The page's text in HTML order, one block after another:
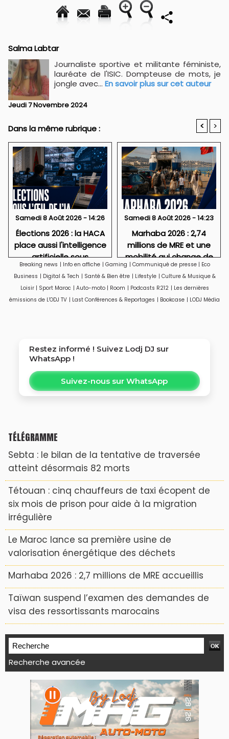
Salma Labtar
Journaliste sportive et militante féministe,
lauréate de l'ISIC. Dompteuse de mots, je
jongle avec... En savoir plus sur cet auteur
Jeudi 7 Novembre 2024
Dans la même rubrique : < >
Samedi 8 Août 2026 - 14:26
Élections 2026 : la HACA
place aussi l'intelligence
artificielle sous
surveillance
Samedi 8 Août 2026 - 14:23
Marhaba 2026 : 2,74
millions de MRE et une
mobilité qui change de
visage
Breaking news | Info en affiche | Gaming | Communiqué de presse | Eco
Business | Digital & Tech | Santé & Bien être | Lifestyle | Culture & Musique &
Loisir | Sport Maroc | Auto-moto | Room | Podcasts R212 | Les dernières
émissions de L'ODJ TV | Last Conférences & Reportages | Bookcase | LODJ Média
Restez informé ! Suivez Lodj DJ sur
WhatsApp !
Suivez-nous sur WhatsApp
TÉLÉGRAMME
Sebta : le bilan de la tentative de traversée
atteint désormais 82 morts
Tétouan : cinq chauffeurs de taxi écopent de
six mois de prison pour aide à la migration
irrégulière
Le Maroc lance sa première usine de
valorisation énergétique des déchets
Marhaba 2026 : 2,7 millions de MRE accueillis
Taïwan suspend l’examen des demandes de
visa des ressortissants marocains
Recherche avancée